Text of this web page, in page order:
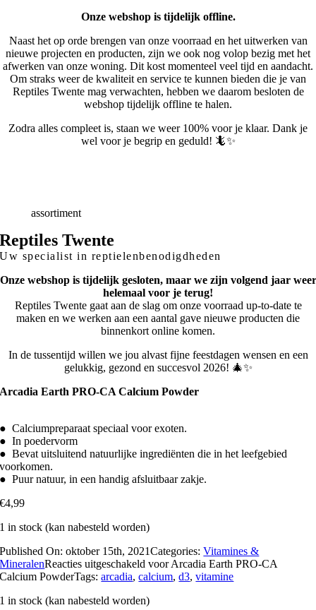
Onze webshop is tijdelijk offline.
Naast het op orde brengen van onze voorraad en het uitwerken van
nieuwe projecten en producten, zijn we ook nog volop bezig met het
afwerken van onze woning. Dit kost momenteel veel tijd en aandacht.
Om straks weer de kwaliteit en service te kunnen bieden die je van
Reptiles Twente mag verwachten, hebben we daarom besloten de
webshop tijdelijk offline te halen.
Zodra alles compleet is, staan we weer 100% voor je klaar. Dank je
wel voor je begrip en geduld! 🦎✨
Breedassortiment
Reptiles Twente
Uw specialist in reptielenbenodigdheden
Onze webshop is tijdelijk gesloten, maar we zijn volgend jaar weer
helemaal voor je terug!
Reptiles Twente gaat aan de slag om onze voorraad up-to-date te
maken en we werken aan een aantal gave nieuwe producten die
binnenkort online komen.
In de tussentijd willen we jou alvast fijne feestdagen wensen en een
gelukkig, gezond en succesvol 2026! 🎄✨
Arcadia Earth PRO-CA Calcium Powder
● Calciumpreparaat speciaal voor exoten.
● In poedervorm
● Bevat uitsluitend natuurlijke ingrediënten die in het leefgebied
voorkomen.
● Puur natuur, in een handig afsluitbaar zakje.
€4,99
1 in stock (kan nabesteld worden)
Published On: oktober 15th, 2021Categories:Vitamines &
MineralenReacties uitgeschakeld voor Arcadia Earth PRO-CA
Calcium PowderTags:arcadia,calcium,d3,vitamine
1 in stock (kan nabesteld worden)